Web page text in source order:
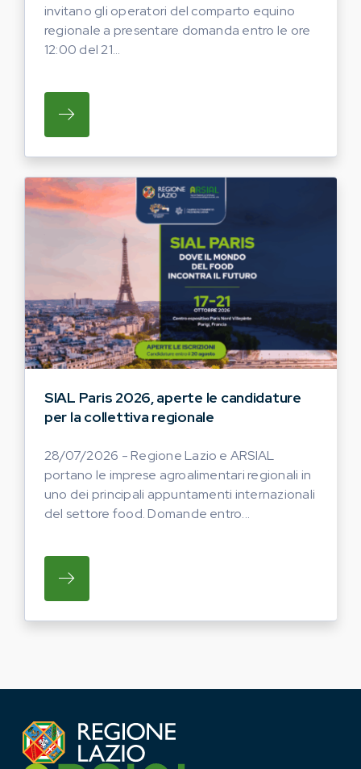
invitano gli operatori del comparto equino
regionale a presentare domanda entro le ore
12:00 del 21...
SU REGIONE LAZIO E ARSIAL INVITANO
SIAL Paris 2026, aperte le candidature
per la collettiva regionale
28/07/2026 - Regione Lazio e ARSIAL
portano le imprese agroalimentari regionali in
uno dei principali appuntamenti internazionali
del settore food. Domande entro...
SU REGIONE LAZIO E ARSIAL PORTANO